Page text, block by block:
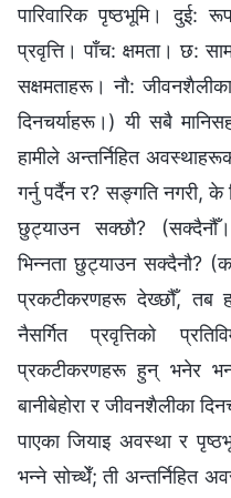
पारिवारिक पृष्ठभूमि। दुई:
प्रवृत्ति। पाँच: क्षमता। छ:
सक्षमताहरू। नौ:
दिनचर्याहरू।) यी सबै
हामीले अन्तर्निहित
गर्नु पर्दैन र? सङ्गति नगरी,
छुट्याउन सक्छौ?
भिन्‍नता छुट्याउन सक्दैनौ?
प्रकटीकरणहरू देख्छौँ, तब
नैसर्गित प्रवृत्तिको
प्रकटीकरणहरू हुन् भनेर
बानीबेहोरा र जीवनशैलीका
पाएका जियाइ अवस्था र
भन्‍ने सोच्थेँ; ती अन्तर्निहित